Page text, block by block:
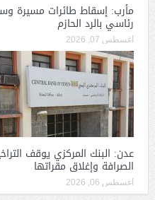
مأرب: إسقاط طائرات مسيرة
رئاسي بالرد الحازم
أغسطس 07, 2026
عدن: البنك المركزي يوقف
الصرافة وإغلاق مقراتها
أغسطس 06, 2026